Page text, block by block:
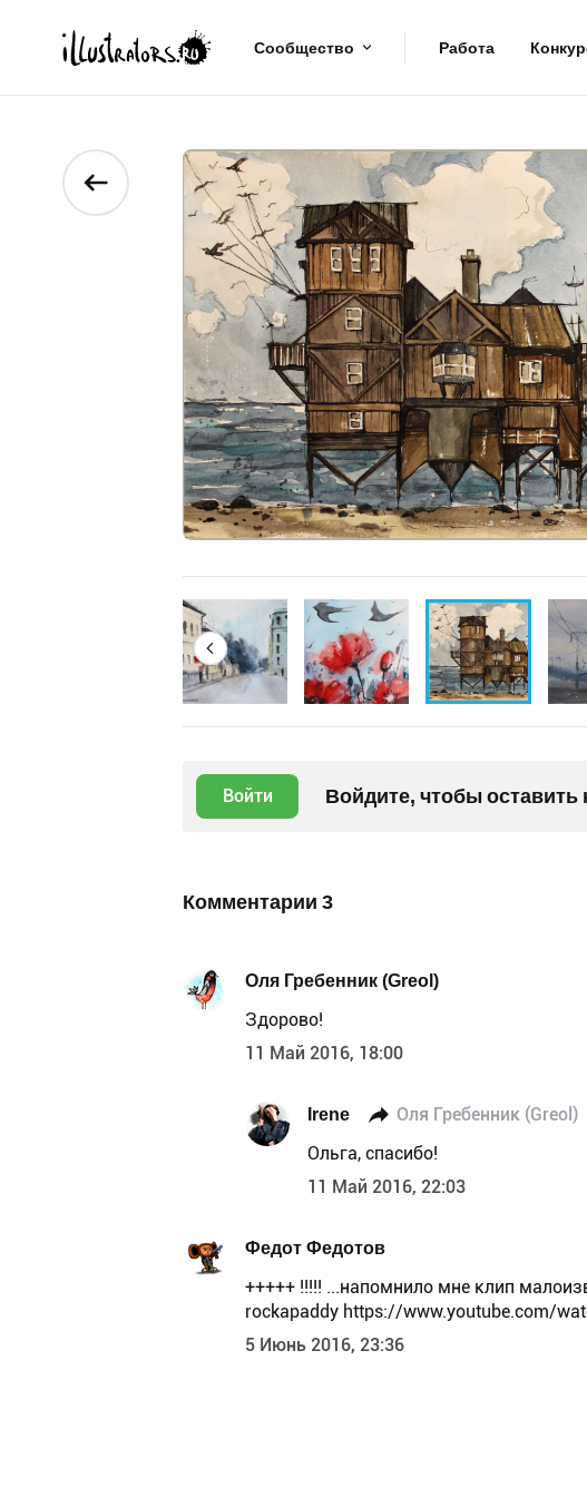
Сообщество Работа
Войти Войдите, чтобы оставить
Комментарии 3
Оля Гребенник (Greol)
Здорово!
11 Май 2016, 18:00
Irene Оля Гребенник (Greol)
Ольга, спасибо!
11 Май 2016, 22:03
Федот Федотов
+++++ !!!!! ...напомнило мне клип
rockapaddy https://www.youtube.com/
5 Июнь 2016, 23:36